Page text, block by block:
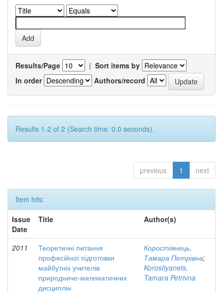
Results/Page | Sort items by
In order
Authors/record
Results 1-2 of 2 (Search time: 0.0 seconds).
previous 1 next
Item hits:
Issue
Date
Title Author(s)
2011
Теоретичні питання
професійної підготовки
майбутніх учителів
природничо-математичних
дисциплін
Коростіянець,
Тамара Петрівна;
Korostiyanets,
Tamara Petrivna